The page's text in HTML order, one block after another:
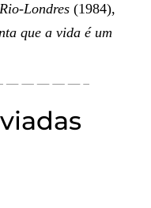
Londres (1984),
que a vida é um